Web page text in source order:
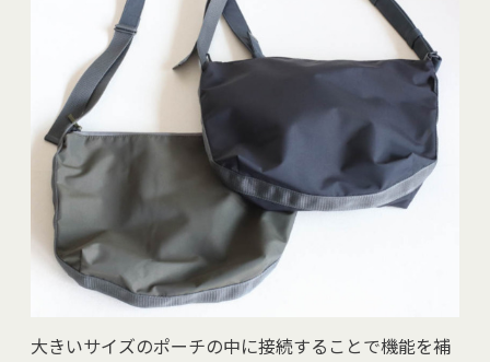
大きいサイズのポーチの中に接続することで機能を補